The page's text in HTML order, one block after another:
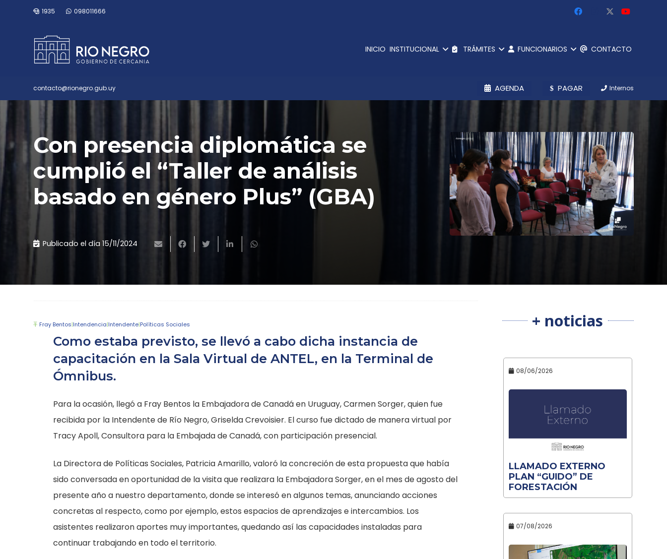
1935 098011666
INICIO INSTITUCIONAL TRÁMITES FUNCIONARIOS CONTACTO
contacto@rionegro.gub.uy AGENDA PAGAR Internos
Con presencia diplomática se
cumplió el “Taller de análisis
basado en género Plus” (GBA)
Publicado el día 15/11/2024
Fray Bentos|Intendencia|Intendente|Políticas Sociales
Como estaba previsto, se llevó a cabo dicha instancia de
capacitación en la Sala Virtual de ANTEL, en la Terminal de
Ómnibus.
Para la ocasión, llegó a Fray Bentos la Embajadora de Canadá en Uruguay, Carmen Sorger, quien fue
recibida por la Intendente de Río Negro, Griselda Crevoisier. El curso fue dictado de manera virtual por
Tracy Apoll, Consultora para la Embajada de Canadá, con participación presencial.
La Directora de Políticas Sociales, Patricia Amarillo, valoró la concreción de esta propuesta que había
sido conversada en oportunidad de la visita que realizara la Embajadora Sorger, en el mes de agosto del
presente año a nuestro departamento, donde se interesó en algunos temas, anunciando acciones
concretas al respecto, como por ejemplo, estos espacios de aprendizajes e intercambios. Los
asistentes realizaron aportes muy importantes, quedando así las capacidades instaladas para
continuar trabajando en todo el territorio.
+ noticias
08/06/2026
LLAMADO EXTERNO
PLAN “GUIDO” DE
FORESTACIÓN
07/08/2026